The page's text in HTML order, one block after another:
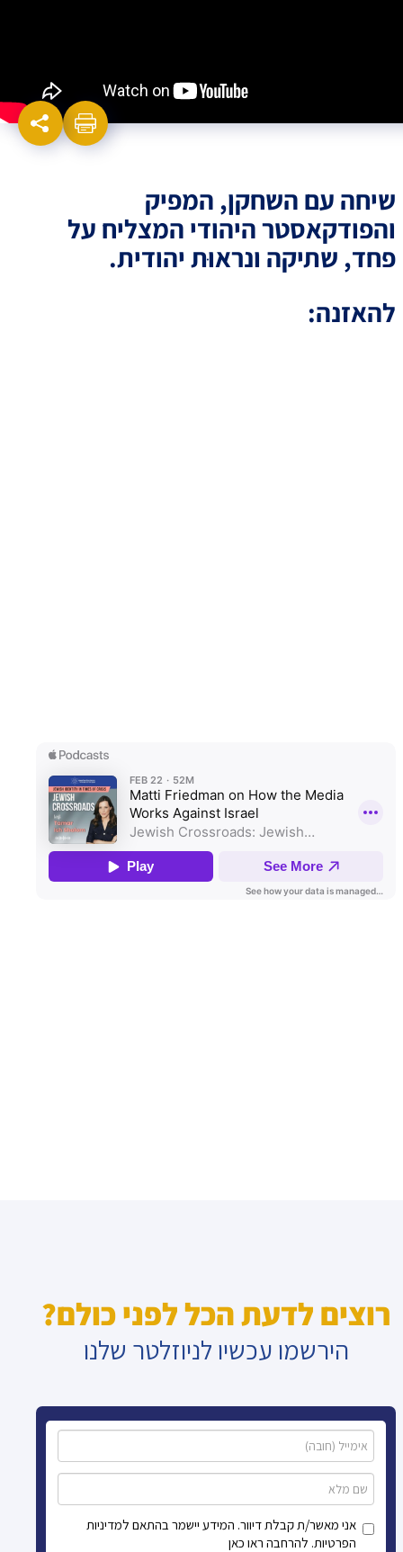
שיחה עם השחקן, המפיק
והפודקאסטר היהודי המצליח על
פחד, שתיקה ונראוּת יהודית.
להאזנה:
רוצים לדעת הכל לפני כולם?
הירשמו עכשיו לניוזלטר שלנו
אני מאשר/ת קבלת דיוור. המידע יישמר בהתאם למדיניות
הפרטיות. להרחבה ראו כאן